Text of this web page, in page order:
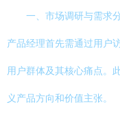
一、市场调研与需求
产品经理首先需通过用户
用户群体及其核心痛点。
义产品方向和价值主张。